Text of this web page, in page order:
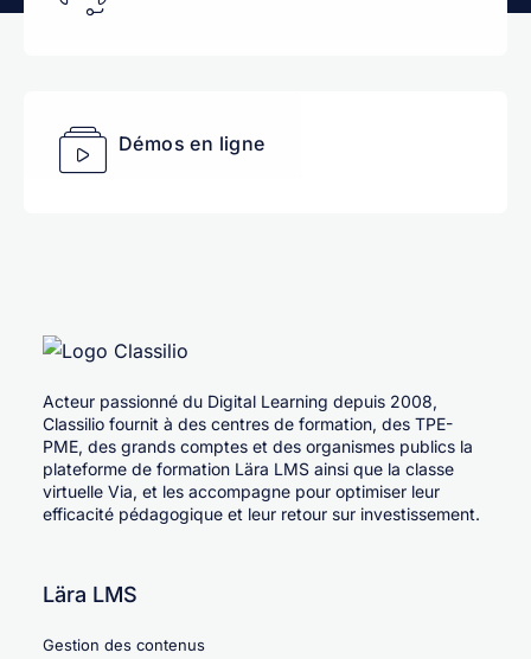
Démos en ligne
Acteur passionné du Digital Learning depuis 2008,
Classilio fournit à des centres de formation, des TPE-
PME, des grands comptes et des organismes publics la
plateforme de formation Lära LMS ainsi que la classe
virtuelle Via, et les accompagne pour optimiser leur
efficacité pédagogique et leur retour sur investissement.
Lära LMS
Gestion des contenus